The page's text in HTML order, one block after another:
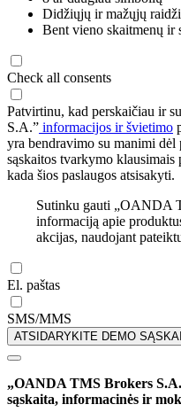
Didžiųjų ir mažųjų
Bent vieno skaitmenų ir
Check all consents
Patvirtinu, kad perskaičiau ir
S.A.” informacijos ir švietimo
yra bendravimo su manimi
sąskaitos tvarkymo
kada šios paslaugos atsisakyti.
Sutinku gauti „OANDA
informaciją apie
akcijas, naudojant
El. paštas
SMS/MMS
ATSIDARYKITE DEMO
„OANDA TMS Brokers
sąskaita, informacinės ir